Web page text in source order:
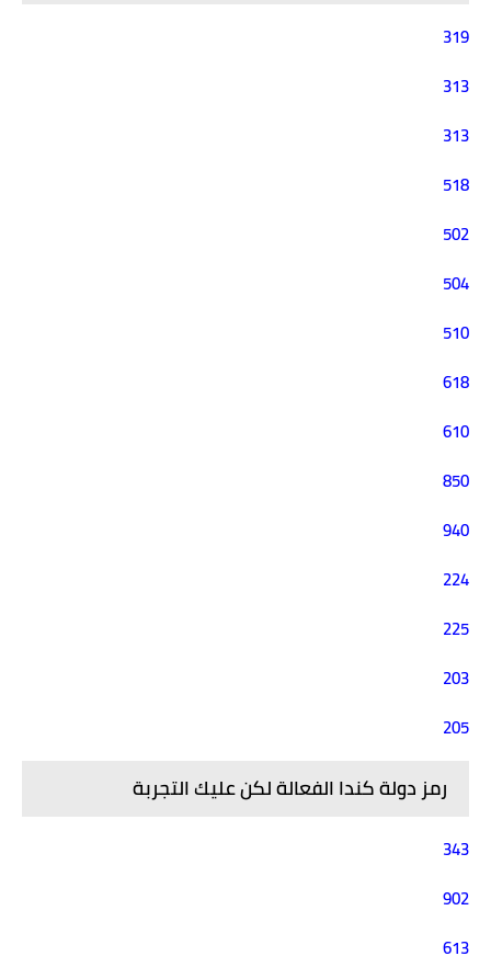
319
313
313
518
502
504
510
618
610
850
940
224
225
203
205
رمز دولة كندا الفعالة لكن عليك التجربة
343
902
613